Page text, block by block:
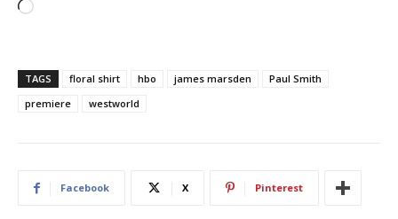
C
r
g
e
t
TAGS floral shirt hbo james marsden
Paul Smith
premiere
westworld
Facebook X Pinterest